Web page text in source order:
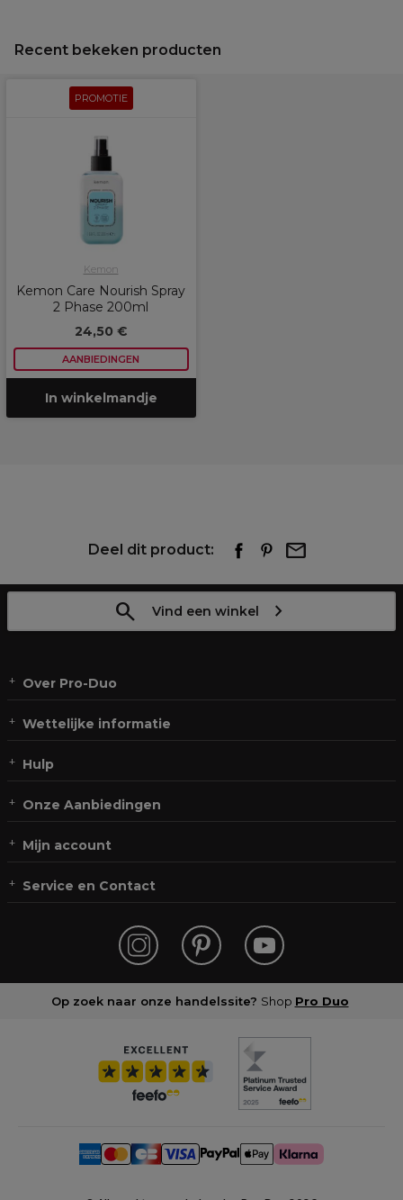
Recent bekeken producten
PROMOTIE
Kemon
Kemon Care Nourish Spray
2 Phase 200ml
24,50 €
AANBIEDINGEN
In winkelmandje
Deel dit product:
Vind een winkel
Over Pro-Duo
Wettelijke informatie
Hulp
Onze Aanbiedingen
Mijn account
Service en Contact
Op zoek naar onze handelssite? Shop Pro Duo